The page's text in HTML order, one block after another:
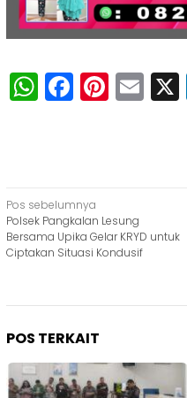
WhatsApp
Navigasi
pos
Pos sebelumnya
Polsek Pangkalan Lesung
Bersama Upika Gelar KRYD untuk
Ciptakan Situasi Kondusif
POS TERKAIT